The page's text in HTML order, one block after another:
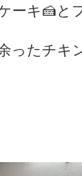
ーキ🍰と
ったチキ